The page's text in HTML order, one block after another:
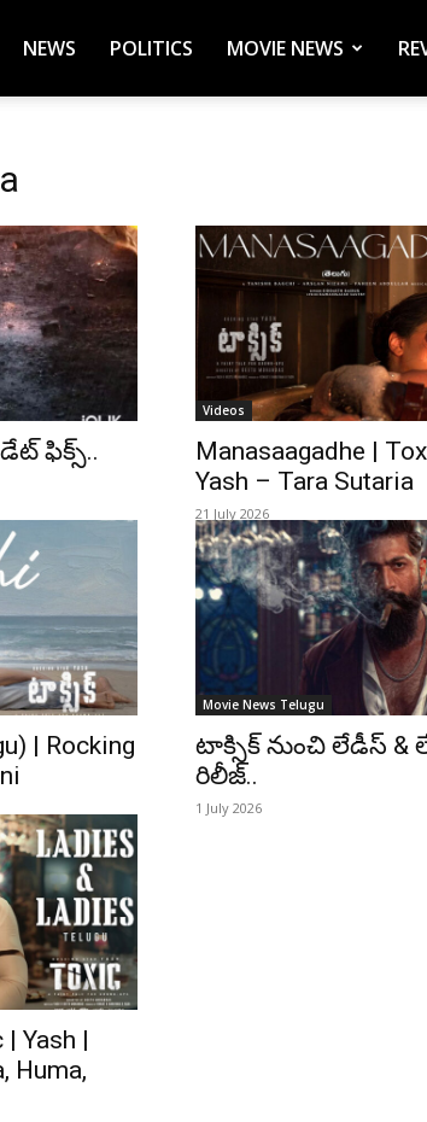
NEWS POLITICS MOVIE NEWS
ఫిక్స్..
Videos
Manasaagadhe |
Yash – Tara Sutaria
21 July 2026
| Rocking
Movie News Telugu
టాక్సిక్ నుంచి లేడీస్ &
రిలీజ్..
1 July 2026
Yash |
Huma,